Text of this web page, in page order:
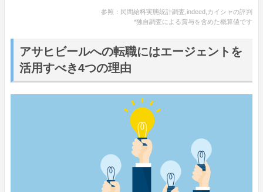
参照：民間給料実態統計調査,indeed,カイシャの評判
*独自調査による賞与を含めた概算値です
アサヒビールへの転職にはエージェントを
活用すべき4つの理由